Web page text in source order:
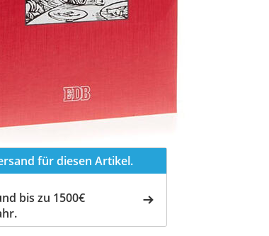
für diesen Artikel.
bis zu 1500€